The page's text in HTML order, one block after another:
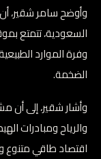
وأوضح سامر شقير،
السعودية، تتمتع
وفرة الموارد
الضخمة.
والرياح ومبادرات
اقتصاد طاقي متنوع